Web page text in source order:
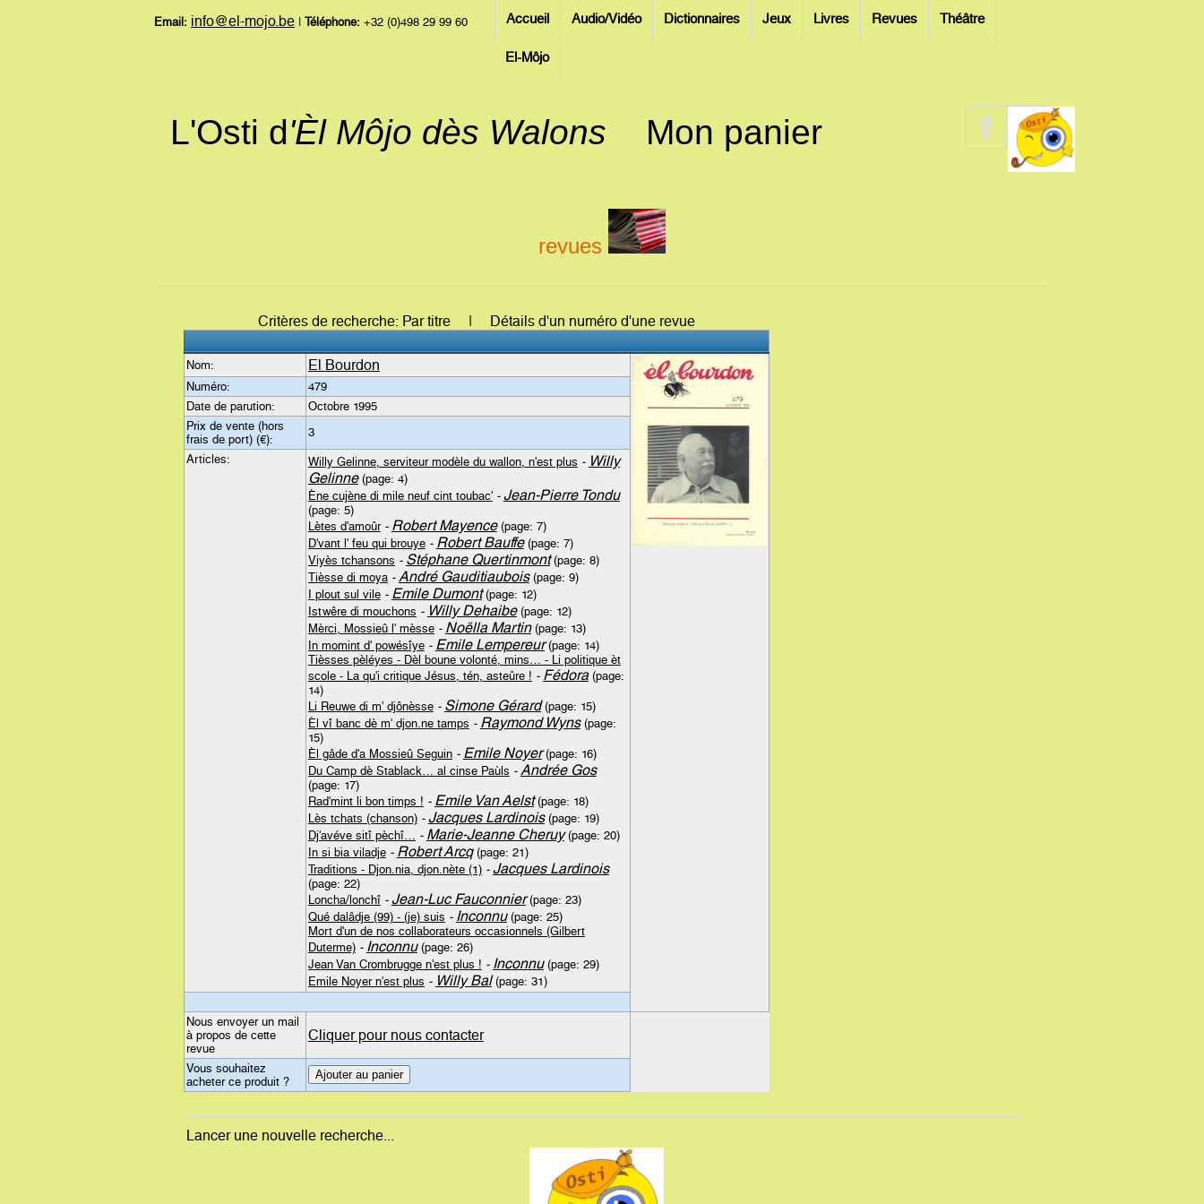
Email: info@el-mojo.be Téléphone: +32 (0)498 29 99 60 Accueil Audio/Vidéo Dictionnaires Jeux Livres Revues Théâtre
El-Môjo
L'Osti d'Èl Môjo dès Walons Mon panier
revues
Critères de recherche: Par titre | Détails d'un numéro d'une revue
Nom: El Bourdon
Numéro:
479
Date de parution:
Octobre 1995
Prix de vente (hors
frais de port) (€):
3
Articles:
Willy Gelinne, serviteur modèle du wallon, n'est plus - Willy
Gelinne(page: 4)
Ène cujène di mile neuf cint toubac' - Jean-Pierre Tondu
(page: 5)
Lètes d'amoûr - Robert Mayence(page: 7)
D'vant l' feu qui brouye - Robert Bauffe(page: 7)
Viyès tchansons - Stéphane Quertinmont(page: 8)
Tièsse di moya - André Gauditiaubois(page: 9)
I plout sul vile - Emile Dumont(page: 12)
Istwêre di mouchons - Willy Dehaibe(page: 12)
Mèrci, Mossieû l' mèsse - Noëlla Martin(page: 13)
In momint d' powésîye - Emile Lempereur(page: 14)
Tièsses pèléyes - Dèl boune volonté, mins… - Li politique èt
scole - La qu'i critique Jésus, tén, asteûre ! - Fédora(page:
14)
Li Reuwe di m' djônèsse - Simone Gérard(page: 15)
Èl vî banc dè m' djon.ne tamps - Raymond Wyns(page:
15)
Èl gâde d'a Mossieû Seguin - Emile Noyer(page: 16)
Du Camp dè Stablack… al cinse Paùls - Andrée Gos
(page: 17)
Rad'mint li bon timps ! - Emile Van Aelst(page: 18)
Lès tchats (chanson) - Jacques Lardinois(page: 19)
Dj'avéve sitî pèchî… - Marie-Jeanne Cheruy(page: 20)
In si bia viladje - Robert Arcq(page: 21)
Traditions - Djon.nia, djon.nète (1) - Jacques Lardinois
(page: 22)
Loncha/lonchî - Jean-Luc Fauconnier(page: 23)
Qué dalâdje (99) - (je) suis - Inconnu(page: 25)
Mort d'un de nos collaborateurs occasionnels (Gilbert
Duterme) - Inconnu(page: 26)
Jean Van Crombrugge n'est plus ! - Inconnu(page: 29)
Emile Noyer n'est plus - Willy Bal(page: 31)
Nous envoyer un mail
à propos de cette
revue
Cliquer pour nous contacter
Vous souhaitez
acheter ce produit ?
Lancer une nouvelle recherche...